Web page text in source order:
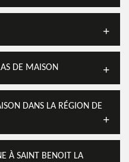
DE MAISON
DANS LA RÉGION DE
À SAINT BENOIT LA